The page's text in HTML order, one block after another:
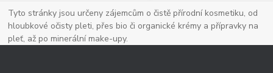
Tyto stránky jsou určeny zájemcům o čistě přírodní kosmetiku, od
hloubkové očisty pleti, přes bio či organické krémy a přípravky na
pleť, až po minerální make-upy.